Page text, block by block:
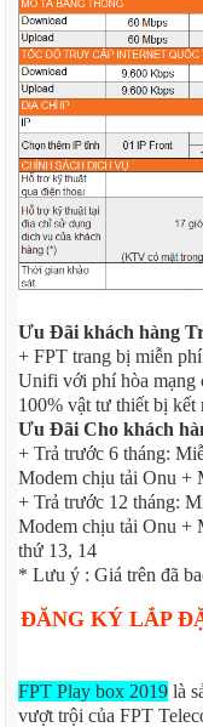
Ưu Đãi khách hàng
+ FPT trang bị miễn
Unifi với phí hòa mạng
100% vật tư thiết bị kết
Ưu Đãi Cho khách
+ Trả trước 6 tháng:
Modem chịu tải Onu +
+ Trả trước 12 tháng:
Modem chịu tải Onu +
thứ 13, 14
* Lưu ý : Giá trên đã
ĐĂNG KÝ LẮP
FPT Play box 2019 là
vượt trội của FPT